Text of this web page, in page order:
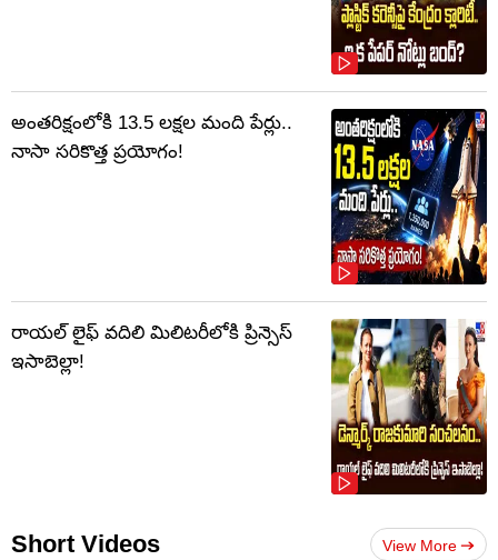
అంతరిక్షంలోకి 13.5 లక్షల మంది పేర్లు..
నాసా సరికొత్త ప్రయోగం!
రాయల్ లైఫ్ వదిలి మిలిటరీలోకి ప్రిన్సెస్
ఇసాబెల్లా!
Short Videos View More